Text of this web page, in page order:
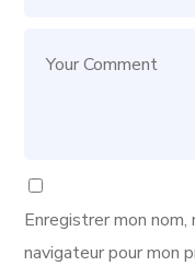
Enregistrer mon
navigateur pour mon